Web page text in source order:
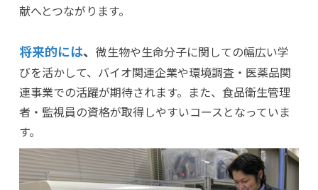
献へとつながります。
将来的には、 微生物や生命分子に関しての幅広い学
びを活かして、バイオ関連企業や環境調査・医薬品関
連事業での活躍が期待されます。また、食品衛生管理
者・監視員の資格が取得しやすいコースとなっていま
す。